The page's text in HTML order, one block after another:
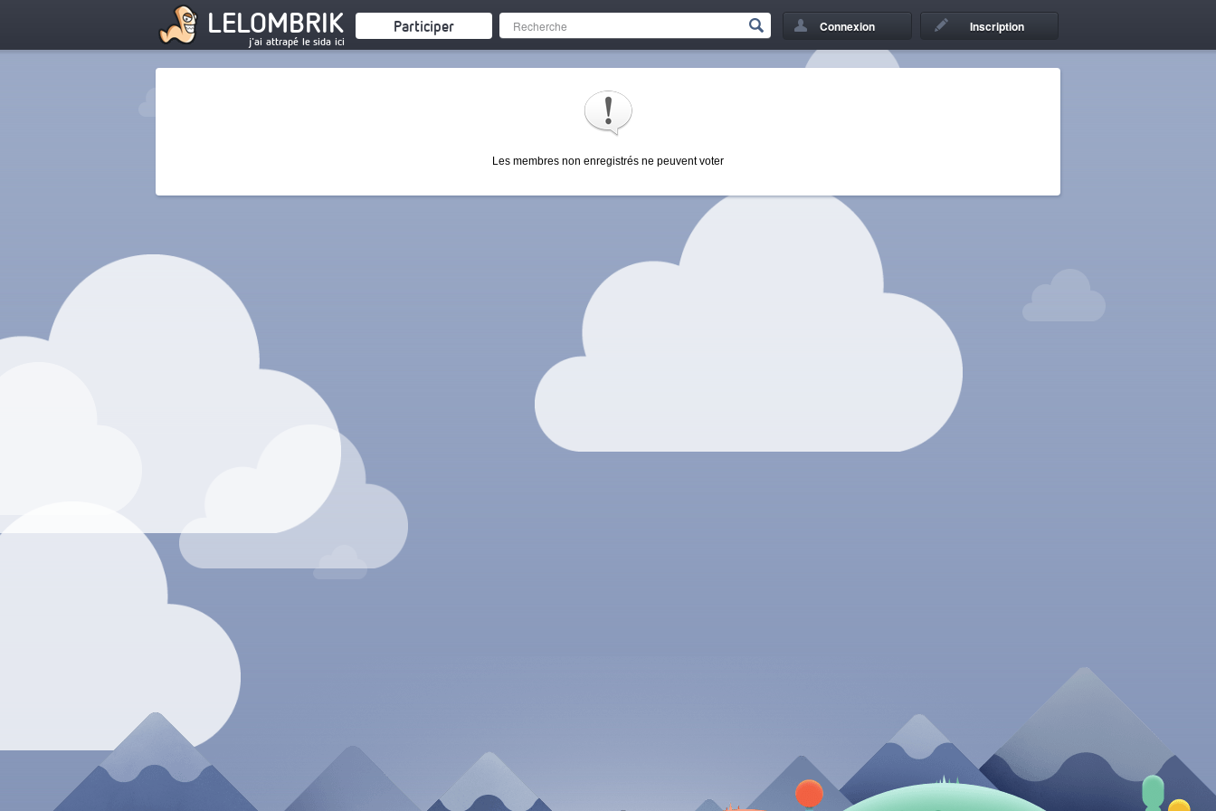
LELOMBRIK
j'ai attrapé le sida ici
Participer Connexion Inscription
Les membres non enregistrés ne peuvent voter